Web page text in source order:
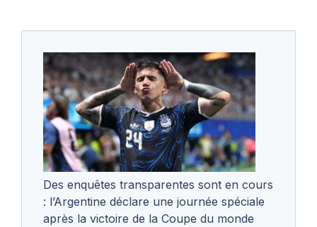
Des enquêtes transparentes sont en cours
: l’Argentine déclare une journée spéciale
après la victoire de la Coupe du monde